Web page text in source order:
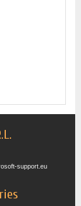
support.eu